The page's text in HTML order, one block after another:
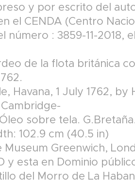
y por escrito del
el CENDA (Centro
número : 3859-11-2018,
de la flota británica
Havana, 1 July 1762, by
sobre tela.
102.9 cm (40.5 in)
Museum Greenwich,
y esta en Dominio
del Morro de La